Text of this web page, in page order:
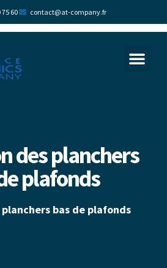
75 60 contact@at-company.fr
des planchers
plafonds
bas de plafonds